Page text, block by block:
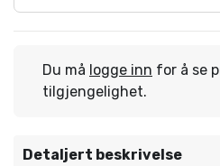
Du må logge inn for å se
tilgjengelighet.
Detaljert beskrivelse